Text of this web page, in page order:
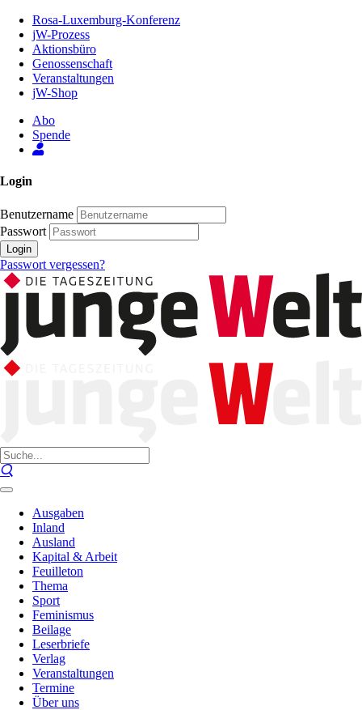
Inhalt
Seite
Rosa-Luxemburg-Konferenz
jW-Prozess
Aktionsbüro
Genossenschaft
Veranstaltungen
jW-Shop
Abo
Spende
Login
Benutzername
Passwort
Login
Passwort vergessen?
Ausgaben
Inland
Ausland
Kapital & Arbeit
Feuilleton
Thema
Sport
Feminismus
Beilage
Leserbriefe
Verlag
Veranstaltungen
Termine
Über uns